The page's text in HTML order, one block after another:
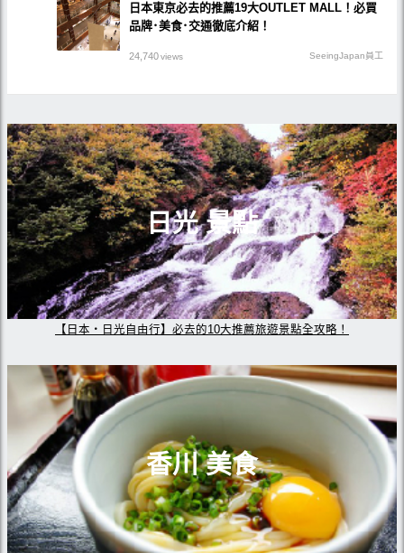
日本東京必去的推薦19大OUTLET MALL！必買
品牌･美食･交通徹底介紹！
24,740views SeeingJapan員工
日光 景點
【日本・日光自由行】必去的10大推薦旅遊景點全攻略！
香川 美食